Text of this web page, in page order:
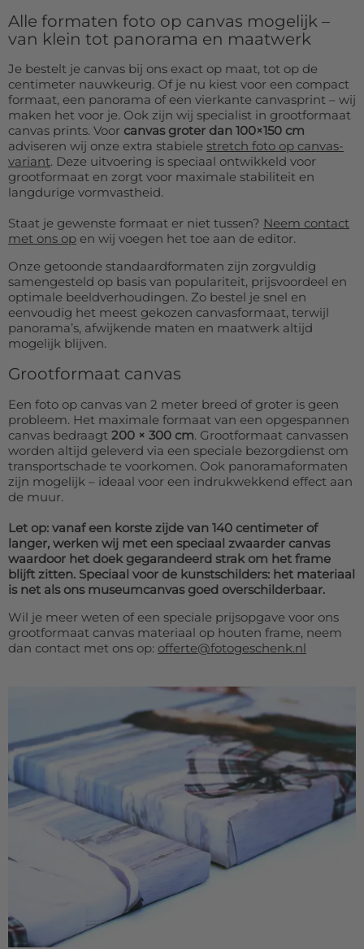
Alle formaten foto op canvas mogelijk –
van klein tot panorama en maatwerk
Je bestelt je canvas bij ons exact op maat, tot op de
centimeter nauwkeurig. Of je nu kiest voor een compact
formaat, een panorama of een vierkante canvasprint – wij
maken het voor je. Ook zijn wij specialist in grootformaat
canvas prints. Voor canvas groter dan 100×150 cm
adviseren wij onze extra stabiele stretch foto op canvas-
variant. Deze uitvoering is speciaal ontwikkeld voor
grootformaat en zorgt voor maximale stabiliteit en
langdurige vormvastheid.
Staat je gewenste formaat er niet tussen? Neem contact
met ons op en wij voegen het toe aan de editor.
Onze getoonde standaardformaten zijn zorgvuldig
samengesteld op basis van populariteit, prijsvoordeel en
optimale beeldverhoudingen. Zo bestel je snel en
eenvoudig het meest gekozen canvasformaat, terwijl
panorama’s, afwijkende maten en maatwerk altijd
mogelijk blijven.
Grootformaat canvas
Een foto op canvas van 2 meter breed of groter is geen
probleem. Het maximale formaat van een opgespannen
canvas bedraagt 200 × 300 cm. Grootformaat canvassen
worden altijd geleverd via een speciale bezorgdienst om
transportschade te voorkomen. Ook panoramaformaten
zijn mogelijk – ideaal voor een indrukwekkend effect aan
de muur.
Let op: vanaf een korste zijde van 140 centimeter of
langer, werken wij met een speciaal zwaarder canvas
waardoor het doek gegarandeerd strak om het frame
blijft zitten. Speciaal voor de kunstschilders: het materiaal
is net als ons museumcanvas goed overschilderbaar.
Wil je meer weten of een speciale prijsopgave voor ons
grootformaat canvas materiaal op houten frame, neem
dan contact met ons op: offerte@fotogeschenk.nl